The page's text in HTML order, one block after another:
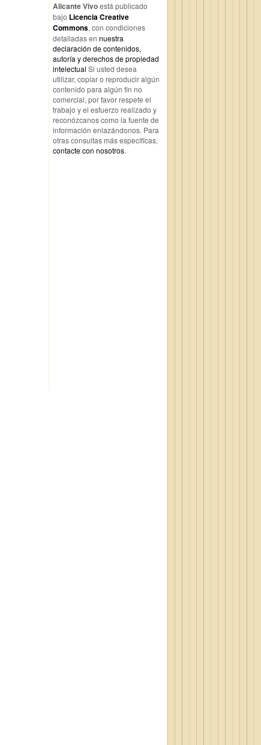
Alicante Vivoestá publicado
bajo Licencia Creative
Commons, con condiciones
detalladas en nuestra
declaración de contenidos,
autoría y derechos de propiedad
intelectual Si usted desea
utilizar, copiar o reproducir algún
contenido para algún fin no
comercial, por favor respete el
trabajo y el esfuerzo realizado y
reconózcanos como la fuente de
información enlazándonos. Para
otras consultas más específicas,
contacte con nosotros.